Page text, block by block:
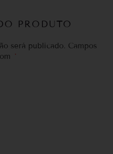
PRODUTO
será publicado. Campos
*